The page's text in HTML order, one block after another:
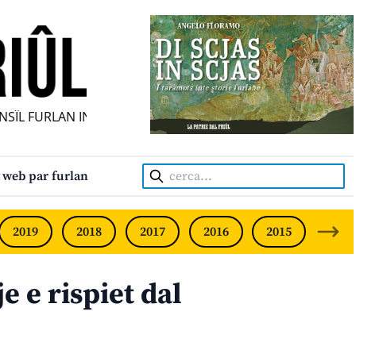
FURLAN INDIPENDENT • INDEPENDENT FRIULIAN MONTHLY
par furlan Cerca:
2019 2018 2017 2016 2015 2014
e rispiet dal